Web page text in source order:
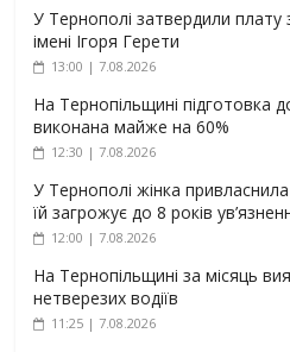
У Тернополі затвердили плату
імені Ігоря Герети
13:00 | 7.08.2026
На Тернопільщині підготовка
виконана майже на 60%
12:30 | 7.08.2026
У Тернополі жінка
їй загрожує до 8 років
12:00 | 7.08.2026
На Тернопільщині за місяць
нетверезих водіїв
11:25 | 7.08.2026